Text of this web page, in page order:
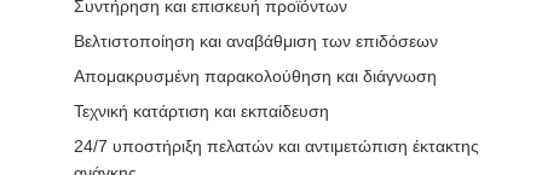
Συντήρηση και επισκευή προϊόντων
Βελτιστοποίηση και αναβάθμιση των επιδόσεων
Απομακρυσμένη παρακολούθηση και διάγνωση
Τεχνική κατάρτιση και εκπαίδευση
24/7 υποστήριξη πελατών και αντιμετώπιση έκτακτης